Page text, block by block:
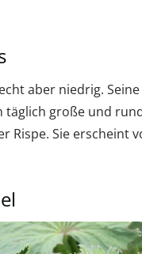
aber niedrig.
täglich große und
Rispe. Sie erscheint